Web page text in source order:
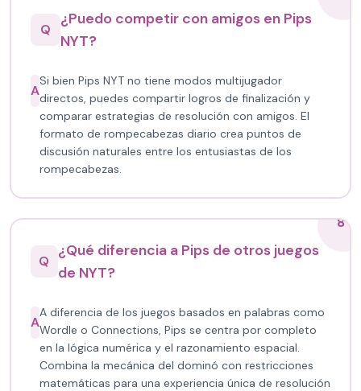
Q
¿Puedo competir con amigos en Pips
NYT?
A
Si bien Pips NYT no tiene modos multijugador
directos, puedes compartir logros de finalización y
comparar estrategias de resolución con amigos. El
formato de rompecabezas diario crea puntos de
discusión naturales entre los entusiastas de los
rompecabezas.
8
Q
¿Qué diferencia a Pips de otros juegos
de NYT?
A
A diferencia de los juegos basados en palabras como
Wordle o Connections, Pips se centra por completo
en la lógica numérica y el razonamiento espacial.
Combina la mecánica del dominó con restricciones
matemáticas para una experiencia única de resolución